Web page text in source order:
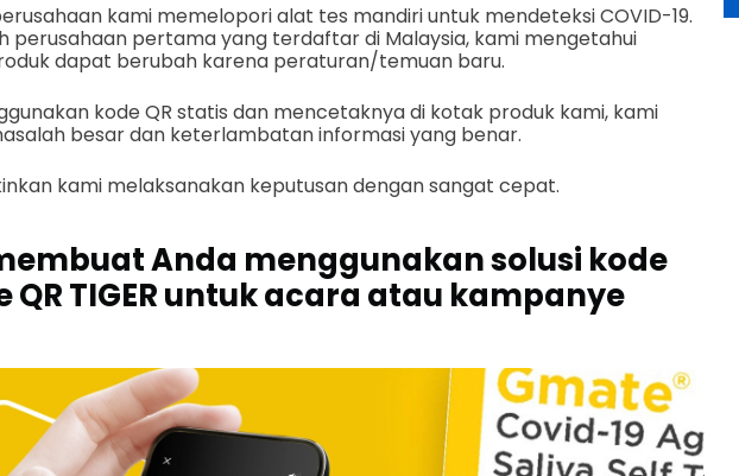
kami memelopori alat tes mandiri untuk mendeteksi COVID-19.
perusahaan pertama yang terdaftar di Malaysia, kami mengetahui
dapat berubah karena peraturan/temuan baru.
kode QR statis dan mencetaknya di kotak produk kami, kami
besar dan keterlambatan informasi yang benar.
kami melaksanakan keputusan dengan sangat cepat.
Anda menggunakan solusi kode
QR TIGER untuk acara atau kampanye